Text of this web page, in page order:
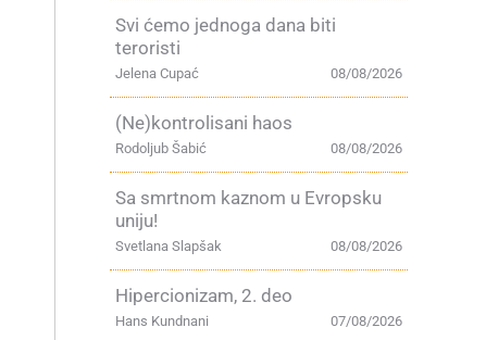
Svi ćemo jednoga dana biti
teroristi
08/08/2026
Jelena Cupać
(Ne)kontrolisani haos
08/08/2026
Rodoljub Šabić
Sa smrtnom kaznom u Evropsku
uniju!
08/08/2026
Svetlana Slapšak
Hipercionizam, 2. deo
07/08/2026
Hans Kundnani